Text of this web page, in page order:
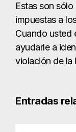
Estas son
impuestas a
Cuando usted
ayudarle a
violación de la
Entradas